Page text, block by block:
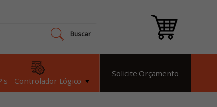
Buscar
- Controlador Lógico
Solicite Orçamento